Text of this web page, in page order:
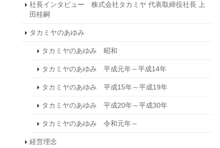
社長インタビュー 株式会社タカミヤ 代表取締役社長 上
田桂嗣
タカミヤのあゆみ
タカミヤのあゆみ 昭和
タカミヤのあゆみ 平成元年～平成14年
タカミヤのあゆみ 平成15年～平成19年
タカミヤのあゆみ 平成20年～平成30年
タカミヤのあゆみ 令和元年～
経営理念